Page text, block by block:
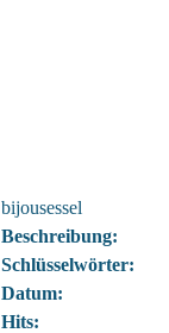
bijousessel
Beschreibung:
Schlüsselwörter:
Datum:
Hits: